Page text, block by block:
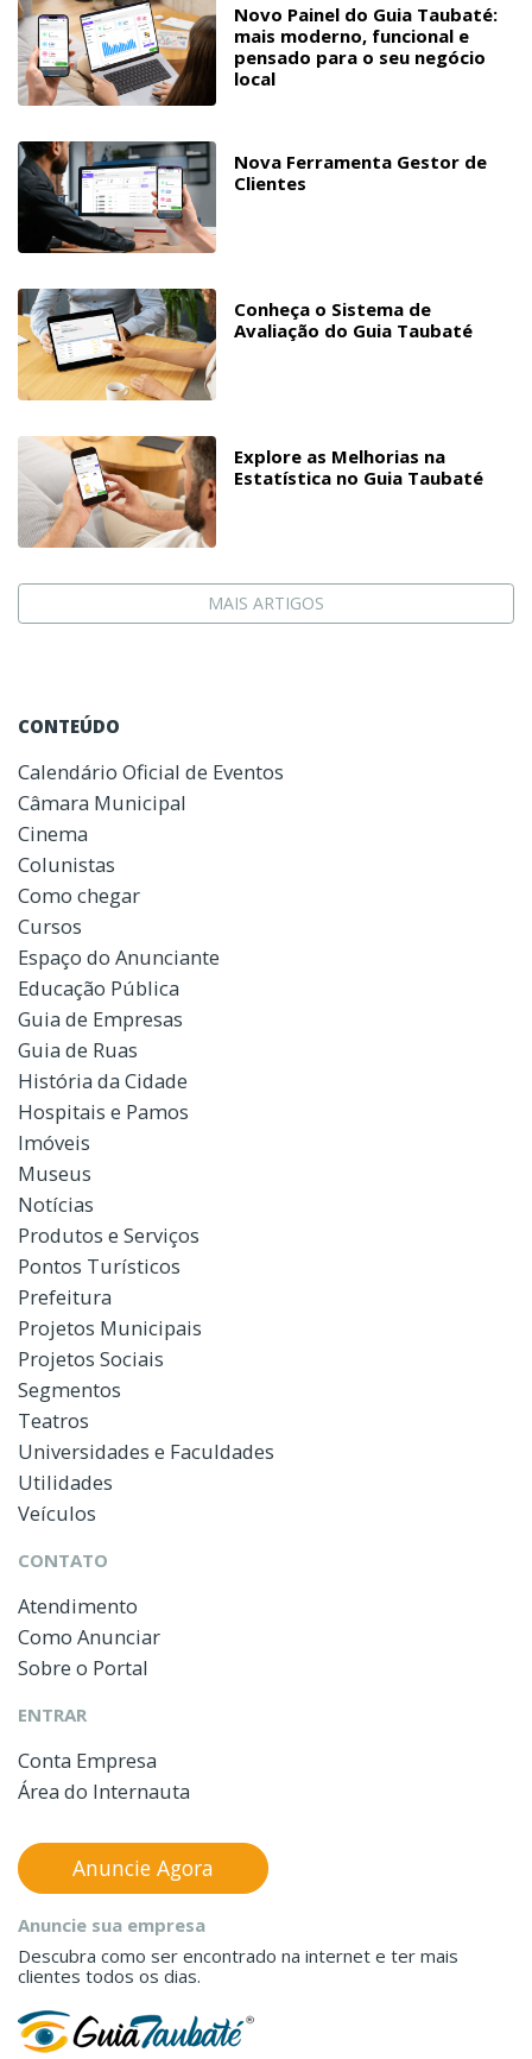
Novo Painel do Guia Taubaté:
mais moderno, funcional e
pensado para o seu negócio
local
Nova Ferramenta Gestor de
Clientes
Conheça o Sistema de
Avaliação do Guia Taubaté
Explore as Melhorias na
Estatística no Guia Taubaté
MAIS ARTIGOS
CONTEÚDO
Calendário Oficial de Eventos
Câmara Municipal
Cinema
Colunistas
Como chegar
Cursos
Espaço do Anunciante
Educação Pública
Guia de Empresas
Guia de Ruas
História da Cidade
Hospitais e Pamos
Imóveis
Museus
Notícias
Produtos e Serviços
Pontos Turísticos
Prefeitura
Projetos Municipais
Projetos Sociais
Segmentos
Teatros
Universidades e Faculdades
Utilidades
Veículos
CONTATO
Atendimento
Como Anunciar
Sobre o Portal
ENTRAR
Conta Empresa
Área do Internauta
Anuncie sua empresa
Descubra como ser encontrado na internet e ter mais
clientes todos os dias.
Anuncie Agora